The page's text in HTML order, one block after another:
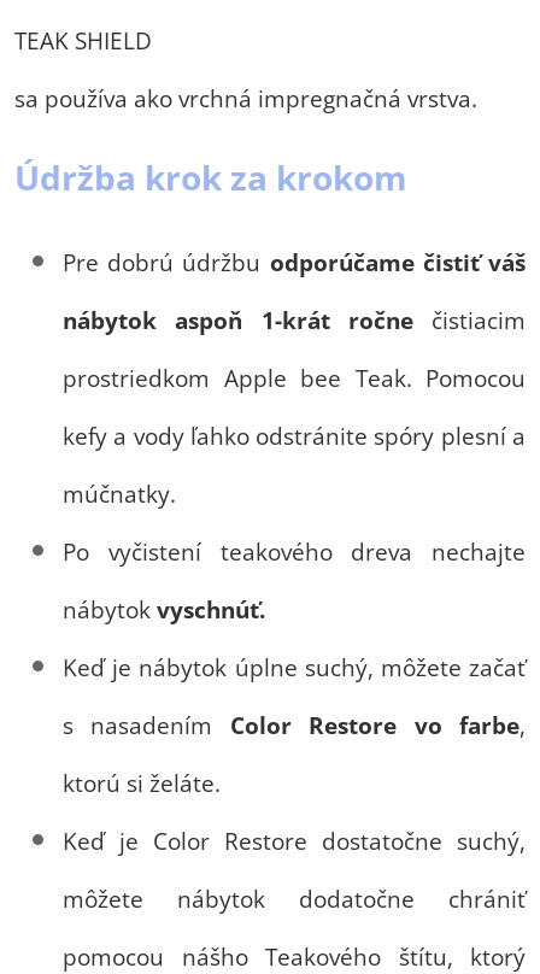
TEAK SHIELD
sa používa ako vrchná impregnačná vrstva.
Údržba krok za krokom
Pre dobrú údržbu odporúčame čistiť váš
nábytok aspoň 1-krát ročnečistiacim
prostriedkom Apple bee Teak. Pomocou
kefy a vody ľahko odstránite spóry plesní a
múčnatky.
Po vyčistení teakového dreva nechajte
nábytok vyschnúť.
Keď je nábytok úplne suchý, môžete začať
s nasadením Color Restore vo farbe,
ktorú si želáte.
Keď je Color Restore dostatočne suchý,
môžete nábytok dodatočne chrániť
pomocou nášho Teakového štítu, ktorý